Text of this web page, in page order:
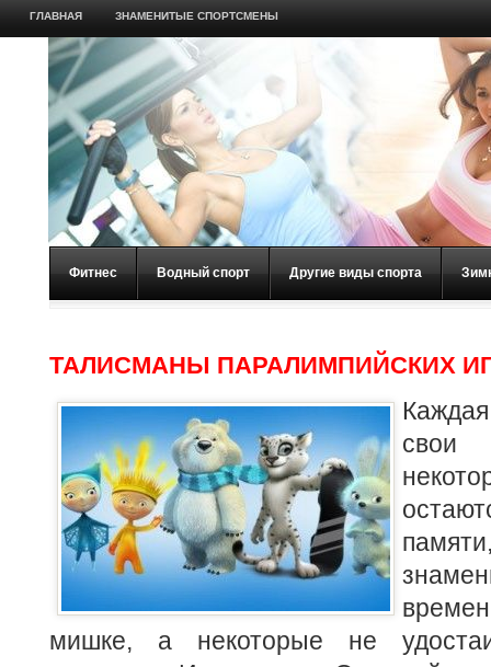
ГЛАВНАЯ ЗНАМЕНИТЫЕ СПОРТСМЕНЫ
Фитнес Водный спорт Другие виды спорта
ТАЛИСМАНЫ ПАРАЛИМПИЙСКИХ
мишке, а некоторые не